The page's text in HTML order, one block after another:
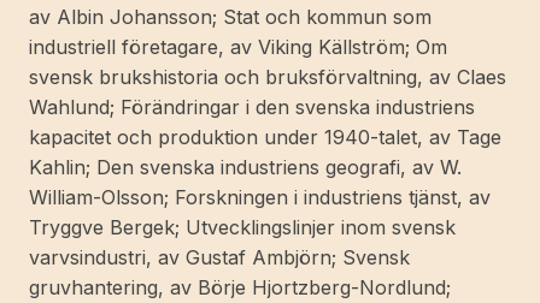
Axel
Gjöres].
mängd
av Albin Johansson; Stat och kommun som
industriell företagare, av Viking Källström; Om
svensk brukshistoria och bruksförvaltning, av Claes
Wahlund; Förändringar i den svenska industriens
kapacitet och produktion under 1940-talet, av Tage
Kahlin; Den svenska industriens geografi, av W.
William-Olsson; Forskningen i industriens tjänst, av
Tryggve Bergek; Utvecklingslinjer inom svensk
varvsindustri, av Gustaf Ambjörn; Svensk
gruvhantering, av Börje Hjortzberg-Nordlund;